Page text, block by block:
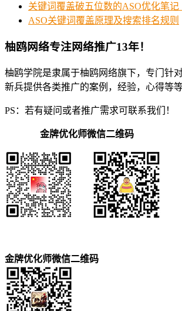
关键词覆盖破五位数的ASO优化笔记
ASO关键词覆盖原理及搜索排名规则
柚鸥网络专注网络推广13年！
柚鸥学院是隶属于柚鸥网络旗下，专门针
新兵提供各类推广的案例，经验，心得等等
PS：若有疑问或者推广需求可联系我们！
金牌优化师微信二维码
金牌优化师微信二维码